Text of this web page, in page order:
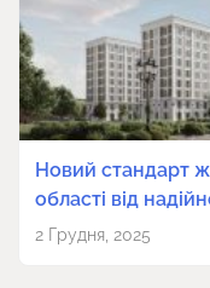
Новий стандарт
області від
2 Грудня, 2025